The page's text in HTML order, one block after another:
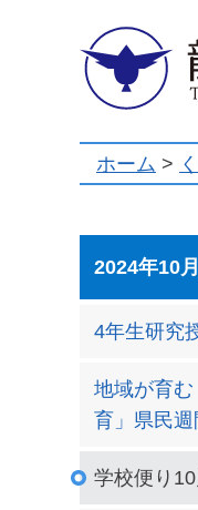
龍郷町
ホーム >
2024年10月
4年生研究
地域が育
育」県民週
学校便り